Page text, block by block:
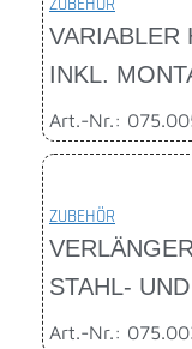
VARIABLER
INKL.
Art.-Nr.:
ZUBEHÖR
STAHL-
Art.-Nr.: